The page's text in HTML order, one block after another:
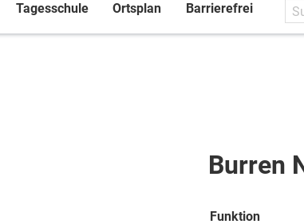
Tagesschule Ortsplan Barrierefrei
Burren
Funktion